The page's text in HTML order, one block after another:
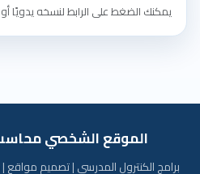
يمكنك الضغط على الرابط لنسخه يدويًا
الموقع الشخصي
برامج الكنترول المدرسي | تصميم مواقع